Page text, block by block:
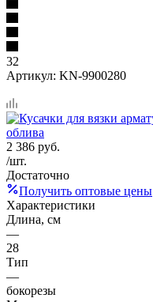
32
Артикул: KN-9900280
2 386 руб.
/шт.
Достаточно
Получить оптовые цены
Характеристики
Длина, см
—
28
Тип
—
бокорезы